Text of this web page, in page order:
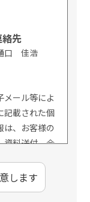
先
口 佳浩
メール等によ
記載された個
は、お客様の
資料送付、会
個人情報を
します